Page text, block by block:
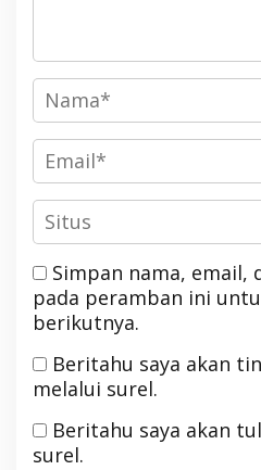
Simpan nama, email,
pada peramban ini
berikutnya.
Beritahu saya akan
melalui surel.
Beritahu saya akan
surel.